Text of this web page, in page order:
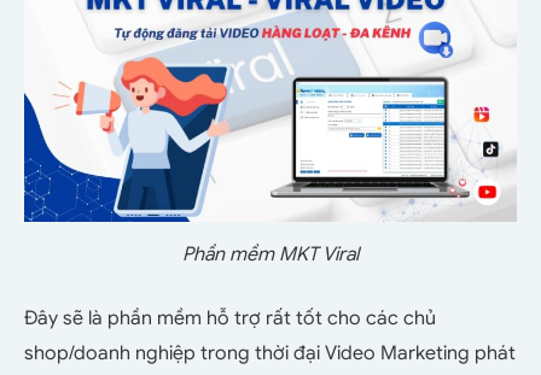
Phần mềm MKT Viral
Đây sẽ là phần mềm hỗ trợ rất tốt cho các chủ
shop/doanh nghiệp trong thời đại Video Marketing phát